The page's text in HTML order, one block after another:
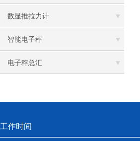
数显推拉力计
智能电子秤
电子秤总汇
工作时间